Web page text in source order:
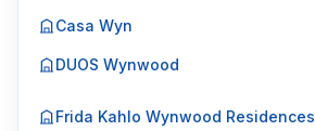
Casa Wyn
DUOS Wynwood
Frida Kahlo Wynwood Residences